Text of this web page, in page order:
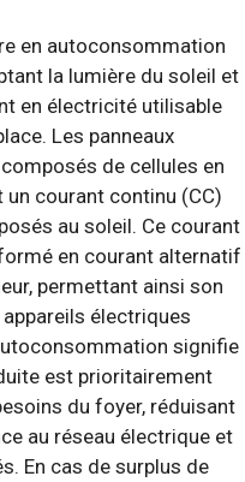
en autoconsommation
la lumière du soleil et
en électricité utilisable
Les panneaux
de cellules en
courant continu (CC)
au soleil. Ce courant
en courant alternatif
permettant ainsi son
électriques
signifie
est prioritairement
du foyer, réduisant
au réseau électrique et
En cas de surplus de